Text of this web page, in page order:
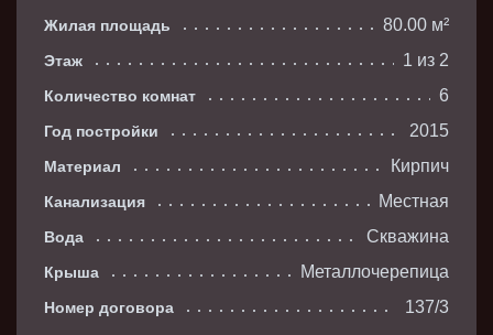
Жилая площадь 80.00 м²
Этаж 1 из 2
Количество комнат 6
Год постройки 2015
Материал Кирпич
Канализация Местная
Вода Скважина
Крыша Металлочерепица
Номер договора 137/3